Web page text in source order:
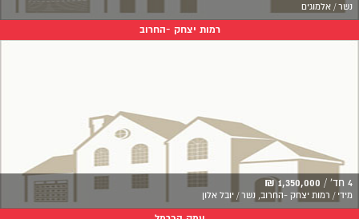
נשר / אלמוגים
רמות יצחק -החרוב
4 חד' / 1,350,000 ₪
מידי / רמות יצחק -החרוב, נשר / יובל אלון